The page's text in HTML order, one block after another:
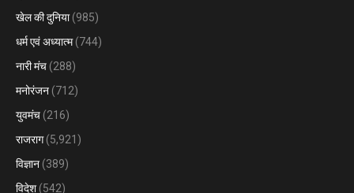
खेल की दुनिया(985)
धर्म एवं अध्यात्म(744)
नारी मंच (288)
मनोरंजन (712)
युवमंच (216)
राजराग(5,921)
विज्ञान (389)
विदेश (542)